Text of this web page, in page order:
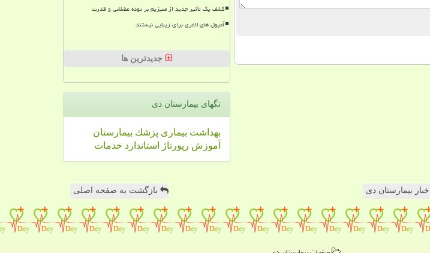
کشف یک تأثیر جدید از منیزیم بر توده عضلانی و قدرت
آمپول های لاغری برای زیبایی نیستند
جدیدترین ها
تگهای بیمارستان دی
بهداشت بیماری پزشك بیمارستان
آموزش رپورتاژ استاندارد خدمات
اخبار بیمارستان دی بازگشت به صفحه اصلی